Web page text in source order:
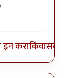
भेळ म्हणजे
इन कराकिंवासदस्य